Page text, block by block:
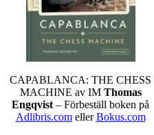
CAPABLANCA: THE CHESS
MACHINE av IM Thomas
Engqvist – Förbeställ boken på
Adlibris.comellerBokus.com